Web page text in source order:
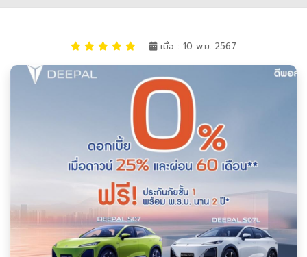
เมื่อ : 10 พ.ย. 2567